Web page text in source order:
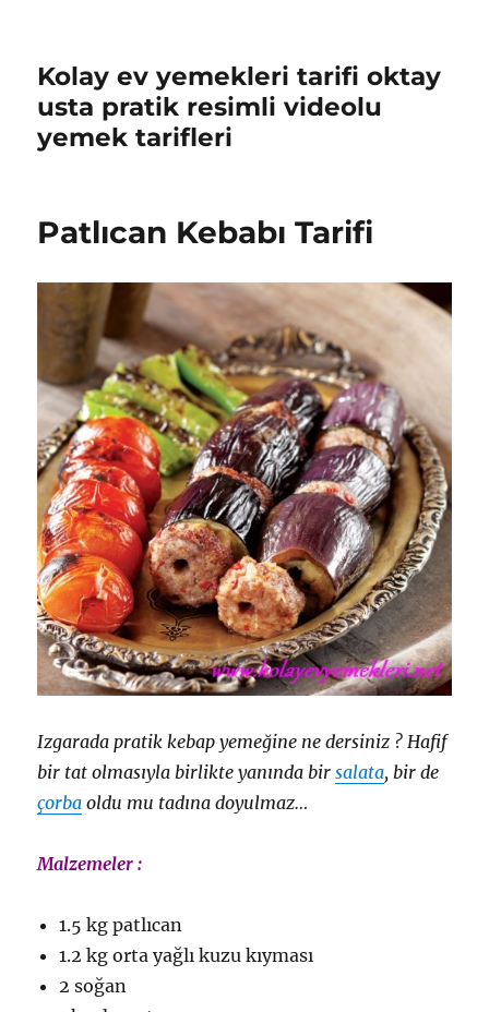
Kolay ev yemekleri tarifi oktay
usta pratik resimli videolu
yemek tarifleri
Patlıcan Kebabı Tarifi
Izgarada pratik kebap yemeğine ne dersiniz ? Hafif
bir tat olmasıyla birlikte yanında birsalata, bir de
çorba oldu mu tadına doyulmaz…
Malzemeler :
1.5 kg patlıcan
1.2 kg orta yağlı kuzu kıyması
2 soğan